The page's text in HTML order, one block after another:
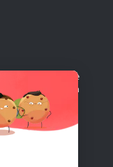
de l'Homme
connaissances en